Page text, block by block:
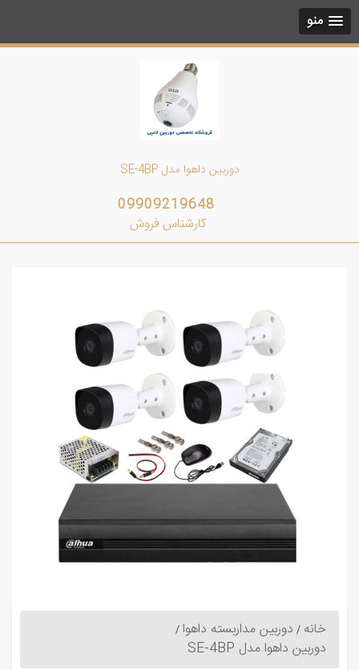
منو
دوربین داهوا مدل SE-4BP
09909219648
کارشناس فروش
خانه دوربین مداربسته داهوا
دوربین داهوا مدل SE-4BP